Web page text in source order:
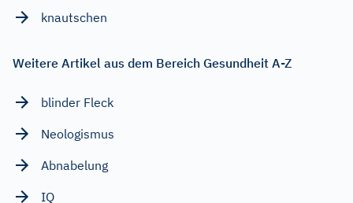
knautschen
Weitere Artikel aus dem Bereich Gesundheit A-Z
blinder Fleck
Neologismus
Abnabelung
IQ